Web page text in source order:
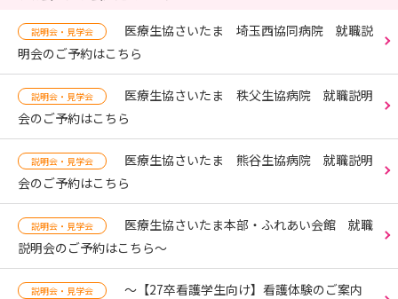
説明会・見学会
医療生協さいたま 埼玉西協同病院 就職説
明会のご予約はこちら
説明会・見学会
医療生協さいたま 秩父生協病院 就職説明
会のご予約はこちら
説明会・見学会
医療生協さいたま 熊谷生協病院 就職説明
会のご予約はこちら
説明会・見学会
医療生協さいたま本部・ふれあい会館 就職
説明会のご予約はこちら～
説明会・見学会
～【27卒看護学生向け】看護体験のご案内